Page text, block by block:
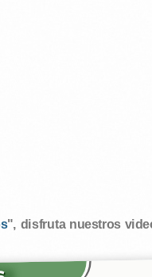
", disfruta nuestros